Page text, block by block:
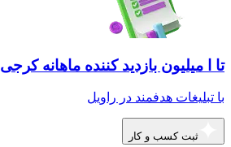
تا ا میلیون بازدید کننده ماهانه کرجی
با تبلیغات هدفمند در راویل
ثبت کسب و کار